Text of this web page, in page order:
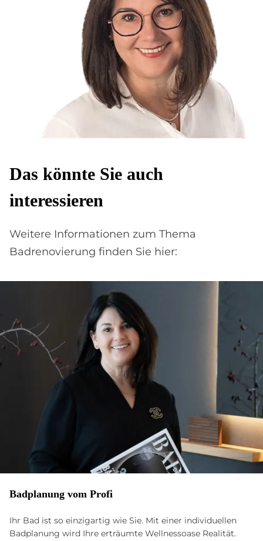
Das könnte Sie auch
interessieren
Weitere Informationen zum Thema
Badrenovierung finden Sie hier:
Bad­pla­nung vom Pro­fi
Ihr Bad ist so einzigartig wie Sie. Mit einer individuellen
Badplanung wird Ihre erträumte Wellnessoase Realität.